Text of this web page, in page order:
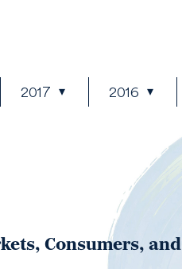
2017 2016
Consumers, and